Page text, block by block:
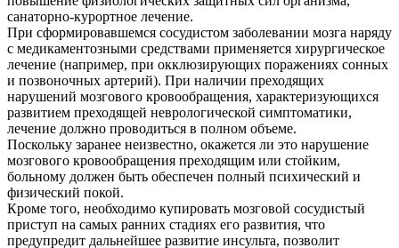
санаторно-курортное лечение.
При сформировавшемся сосудистом заболевании мозга наряду
с медикаментозными средствами применяется хирургическое
лечение (например, при окклюзирующих поражениях сонных
и позвоночных артерий). При наличии преходящих
нарушений мозгового кровообращения, характеризующихся
развитием преходящей неврологической симптоматики,
лечение должно проводиться в полном объеме.
Поскольку заранее неизвестно, окажется ли это нарушение
мозгового кровообращения преходящим или стойким,
больному должен быть обеспечен полный психический и
физический покой.
Кроме того, необходимо купировать мозговой сосудистый
приступ на самых ранних стадиях его развития, что
предупредит дальнейшее развитие инсульта, позволит